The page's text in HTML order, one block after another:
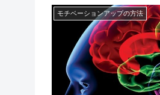
モチベーションアップの方法